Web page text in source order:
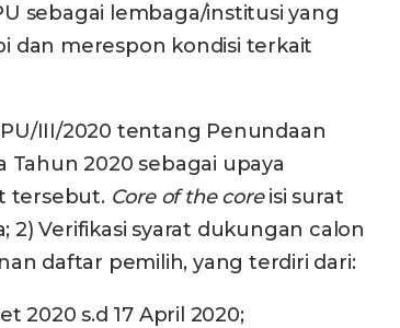
sebagai lembaga/institusi yang
dan merespon kondisi terkait
III/2020 tentang Penundaan
Tahun 2020 sebagai upaya
tersebut. Core of the coreisi surat
Verifikasi syarat dukungan calon
daftar pemilih, yang terdiri dari:
2020 s.d 17 April 2020;